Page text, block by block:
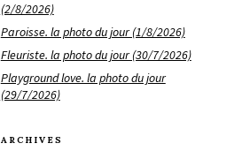
(2/8/2026)
Paroisse. la photo du jour (1/8/2026)
Fleuriste. la photo du jour (30/7/2026)
Playground love. la photo du jour
(29/7/2026)
ARCHIVES